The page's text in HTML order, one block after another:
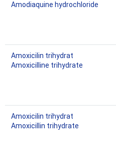
Amodiaquine hydrochloride
Amoxicilin trihydrat
Amoxicilline trihydrate
Amoxicilin trihydrat
Amoxicillin trihydrate